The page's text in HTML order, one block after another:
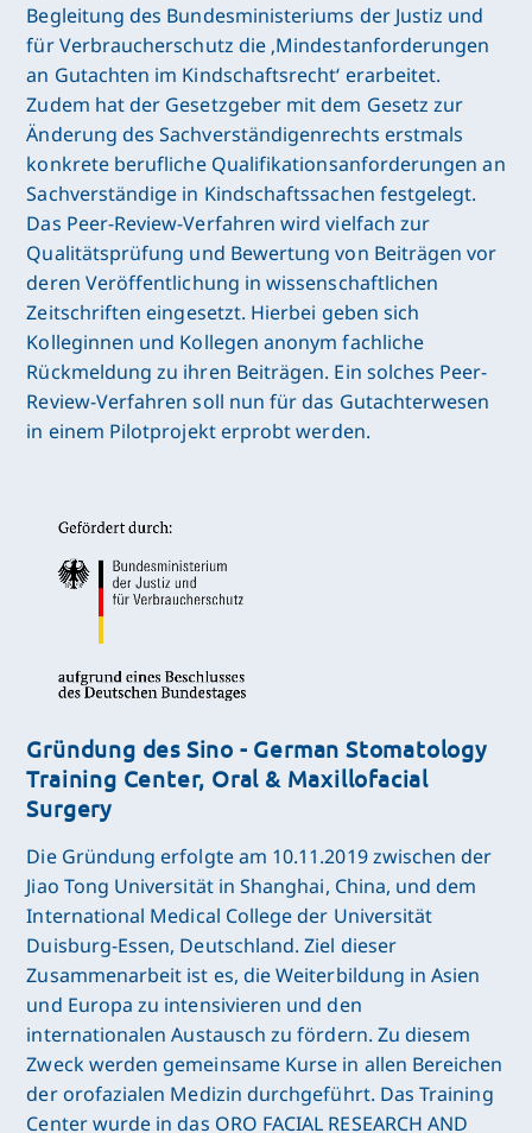
Begleitung des Bundesministeriums der Justiz und
für Verbraucherschutz die ‚Mindestanforderungen
an Gutachten im Kindschaftsrecht‘ erarbeitet.
Zudem hat der Gesetzgeber mit dem Gesetz zur
Änderung des Sachverständigenrechts erstmals
konkrete berufliche Qualifikationsanforderungen an
Sachverständige in Kindschaftssachen festgelegt.
Das Peer-Review-Verfahren wird vielfach zur
Qualitätsprüfung und Bewertung von Beiträgen vor
deren Veröffentlichung in wissenschaftlichen
Zeitschriften eingesetzt. Hierbei geben sich
Kolleginnen und Kollegen anonym fachliche
Rückmeldung zu ihren Beiträgen. Ein solches Peer-
Review-Verfahren soll nun für das Gutachterwesen
in einem Pilotprojekt erprobt werden.
Gründung des Sino - German Stomatology
Training Center, Oral & Maxillofacial
Surgery
Die Gründung erfolgte am 10.11.2019 zwischen der
Jiao Tong Universität in Shanghai, China, und dem
International Medical College der Universität
Duisburg-Essen, Deutschland. Ziel dieser
Zusammenarbeit ist es, die Weiterbildung in Asien
und Europa zu intensivieren und den
internationalen Austausch zu fördern. Zu diesem
Zweck werden gemeinsame Kurse in allen Bereichen
der orofazialen Medizin durchgeführt. Das Training
Center wurde in das ORO FACIAL RESEARCH AND